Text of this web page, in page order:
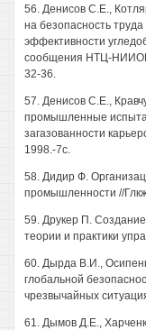
56. Денисов С.Е.,
на безопасность
эффективности
сообщения НТЦ-
32-36.
57. Денисов С.Е.,
промышленные
загазованности
1998.-7с.
58. Дидир Ф.
промышленности //
59. Друкер П.
теории и практики
60. Дырда В.И.,
глобальной
чрезвычайных
61. Дымов Д.Е.,